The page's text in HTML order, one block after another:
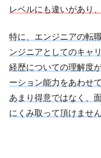
レベルにも違いがあり
特に、エンジニアの転
ンジニアとしてのキャ
経歴についての理解度
ーション能力をあわせ
あまり得意ではなく、
にくみ取って頂けません